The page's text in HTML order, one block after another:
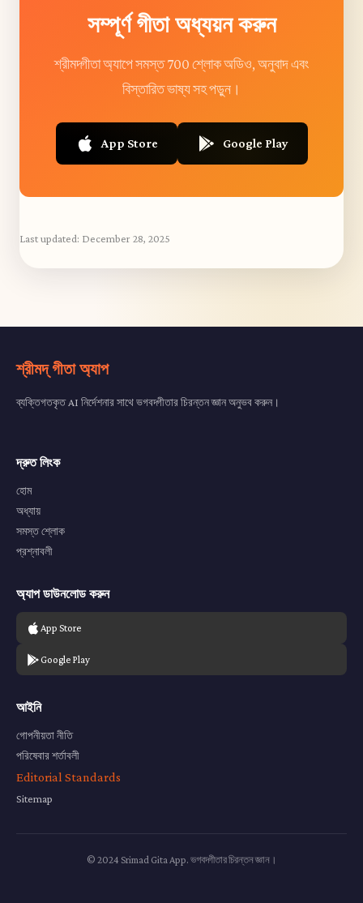
সম্পূর্ণ গীতা অধ্যয়ন করুন
শ্রীমদ্গীতা অ্যাপে সমস্ত 700 শ্লোক অডিও, অনুবাদ এবং
বিস্তারিত ভাষ্য সহ পড়ুন।
App Store Google Play
Last updated: December 28, 2025
শ্রীমদ্ গীতা অ্যাপ
ব্যক্তিগতকৃত AI নির্দেশনার সাথে ভগবদ্গীতার চিরন্তন জ্ঞান অনুভব করুন।
দ্রুত লিংক
হোম
অধ্যায়
সমস্ত শ্লোক
প্রশ্নাবলী
অ্যাপ ডাউনলোড করুন
App Store
Google Play
আইনি
গোপনীয়তা নীতি
পরিষেবার শর্তাবলী
Editorial Standards
Sitemap
© 2024 Srimad Gita App. ভগবদ্গীতার চিরন্তন জ্ঞান।